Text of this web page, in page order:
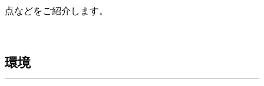
点などをご紹介します。
環境